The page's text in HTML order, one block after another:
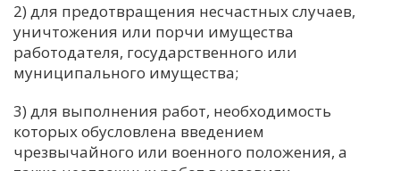
Н
Ч
2) для предотвращения несчастных случаев,
уничтожения или порчи имущества
работодателя, государственного или
муниципального имущества;
3) для выполнения работ, необходимость
которых обусловлена введением
чрезвычайного или военного положения, а